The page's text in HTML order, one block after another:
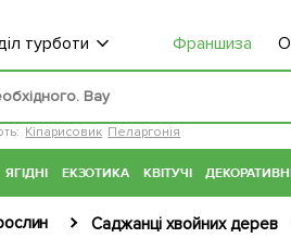
турботи Франшиза
Кіпарисовик Пеларгонія
ЯГІДНІ ЕКЗОТИКА КВІТУЧІ
Саджанці хвойних дерев